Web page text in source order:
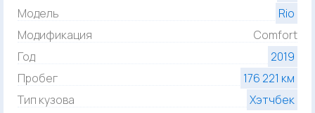
Модель
Rio
Модификация
Comfort
Год
2019
Пробег
176 221 км
Тип кузова
Хэтчбек